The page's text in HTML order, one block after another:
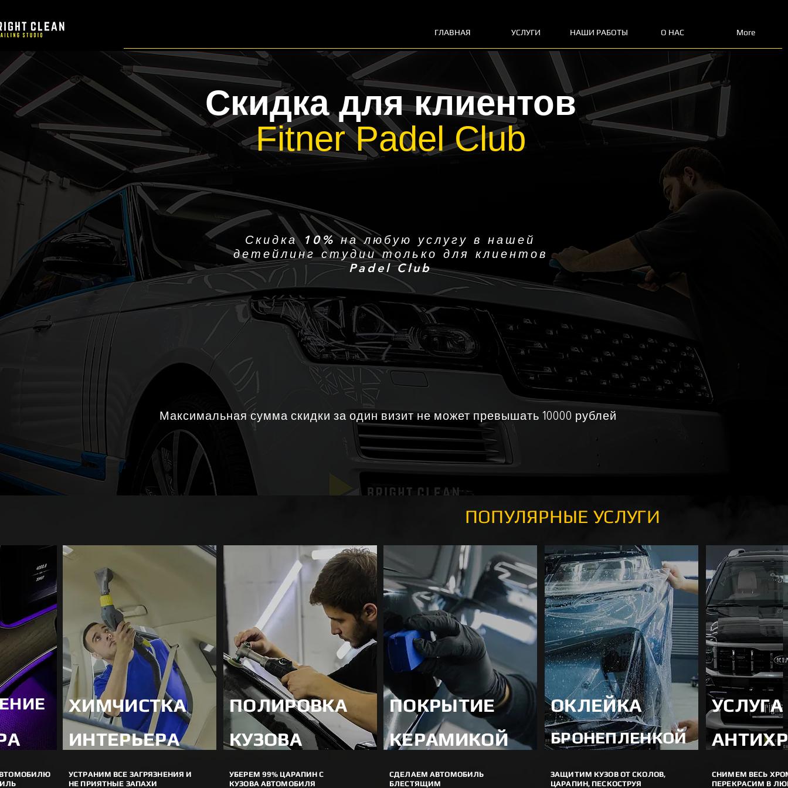
ГЛАВНАЯ УСЛУГИ НАШИ РАБОТЫ О НАС More
Скидка для клиентов
Fitner Padel Club
Скидка 10% на любую услугу в нашей
детейлинг студии только для клиентов
Padel Club
Максимальная сумма скидки за один визит не может превышать 10000 рублей
ПОПУЛЯРНЫЕ УСЛУГИ
ХИМЧИСТКА
ИНТЕРЬЕРА
ПОЛИРОВКА
КУЗОВА
ПОКРЫТИЕ
КЕРАМИКОЙ
ОКЛЕЙКА
БРОНЕПЛЕНКОЙ
УСЛУГА
УСТРАНИМ ВСЕ ЗАГРЯЗНЕНИЯ И
НЕ ПРИЯТНЫЕ ЗАПАХИ
УБЕРЕМ 99% ЦАРАПИН С
КУЗОВА АВТОМОБИЛЯ
СДЕЛАЕМ АВТОМОБИЛЬ
БЛЕСТЯЩИМ
ЗАЩИТИМ КУЗОВ ОТ СКОЛОВ,
ЦАРАПИН, ПЕСКОСТРУЯ
СНИМЕМ ВЕСЬ
ПЕРЕКРАСИМ В